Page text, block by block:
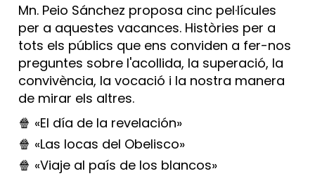
Mn. Peio Sánchez proposa cinc pel·lícules
per a aquestes vacances. Històries per a
tots els públics que ens conviden a fer-nos
preguntes sobre l'acollida, la superació, la
convivència, la vocació i la nostra manera
de mirar els altres.
🍿 «El día de la revelación»
🍿 «Las locas del Obelisco»
🍿 «Viaje al país de los blancos»